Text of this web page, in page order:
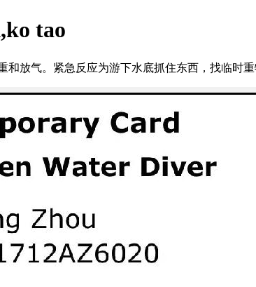
tao
放气。紧急反应为游下水底抓住东西，找临时